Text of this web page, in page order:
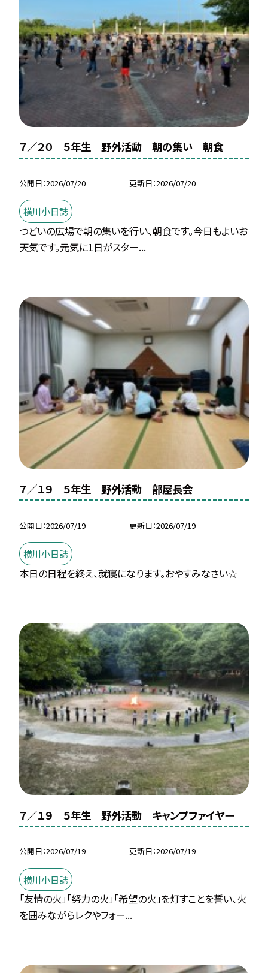
７／２０ ５年生 野外活動 朝の集い 朝食
公開日 2026/07/20 更新日 2026/07/20
横川小日誌
つどいの広場で朝の集いを行い、朝食です。今日もよいお
天気です。元気に1日がスター...
７／１９ ５年生 野外活動 部屋長会
公開日 2026/07/19 更新日 2026/07/19
横川小日誌
本日の日程を終え、就寝になります。おやすみなさい☆
７／１９ ５年生 野外活動 キャンプファイヤー
公開日 2026/07/19 更新日 2026/07/19
横川小日誌
「友情の火」「努力の火」「希望の火」を灯すことを誓い、火
を囲みながらレクやフォー...